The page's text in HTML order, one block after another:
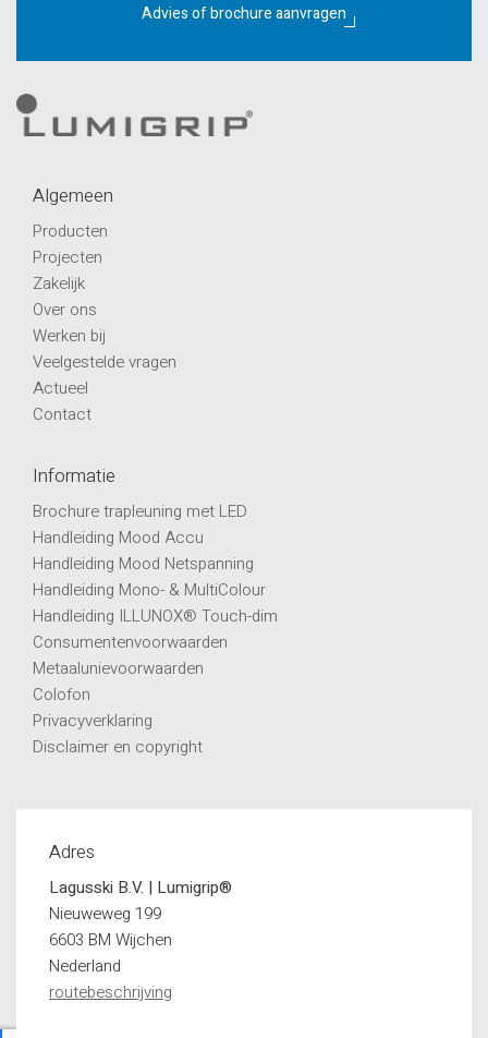
Advies of brochure aanvragen
Algemeen
Producten
Projecten
Zakelijk
Over ons
Werken bij
Veelgestelde vragen
Actueel
Contact
Informatie
Brochure trapleuning met LED
Handleiding Mood Accu
Handleiding Mood Netspanning
Handleiding Mono- & MultiColour
Handleiding ILLUNOX® Touch-dim
Consumentenvoorwaarden
Metaalunievoorwaarden
Colofon
Privacyverklaring
Disclaimer en copyright
Adres
Lagusski B.V. | Lumigrip®
Nieuweweg 199
6603 BM Wijchen
Nederland
routebeschrijving